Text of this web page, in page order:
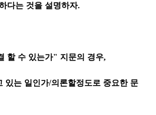
다는 것을 설명하자.
할 수 있는가" 지문의 경우,
있는 일인가/의론할정도로 중요한 문